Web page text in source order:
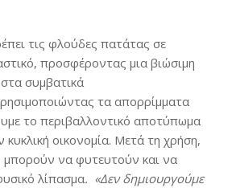
τις φλούδες πατάτας σε
προσφέροντας μια βιώσιμη
συμβατικά
τα απορρίμματα
το περιβαλλοντικό αποτύπωμα
κυκλική οικονομία. Μετά τη χρήση,
να φυτευτούν και να
λίπασμα. «Δεν δημιουργούμε